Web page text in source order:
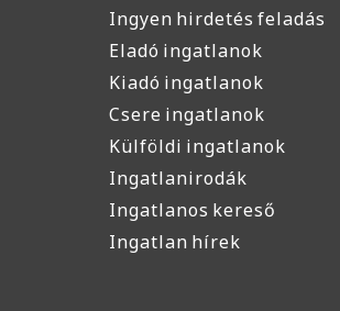
Ingyen hirdetés feladás
Eladó ingatlanok
Kiadó ingatlanok
Csere ingatlanok
Külföldi ingatlanok
Ingatlanirodák
Ingatlanos kereső
Ingatlan hírek